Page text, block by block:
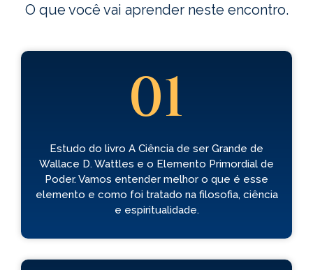
O que você vai aprender neste encontro.
01
Estudo do livro A Ciência de ser Grande de
Wallace D. Wattles e o Elemento Primordial de
Poder. Vamos entender melhor o que é esse
elemento e como foi tratado na filosofia, ciência
e espiritualidade.